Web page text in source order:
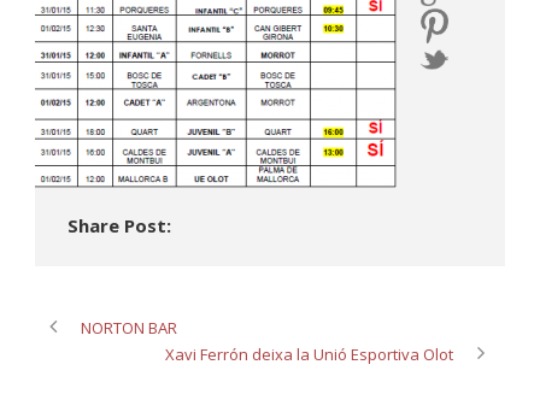
Share Post:
NORTON BAR
Xavi Ferrón deixa la Unió Esportiva Olot